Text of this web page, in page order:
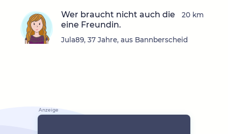
Wer braucht nicht auch die
eine Freundin.
Jula89, 37 Jahre, aus Bannberscheid
20 km